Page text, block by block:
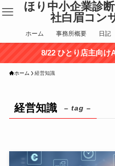
ほり中小企業診
社白眉コン
ホーム 事務所概要 日記
8/22 ひとり店主向け
ホーム 経営知識
経営知識 – tag –